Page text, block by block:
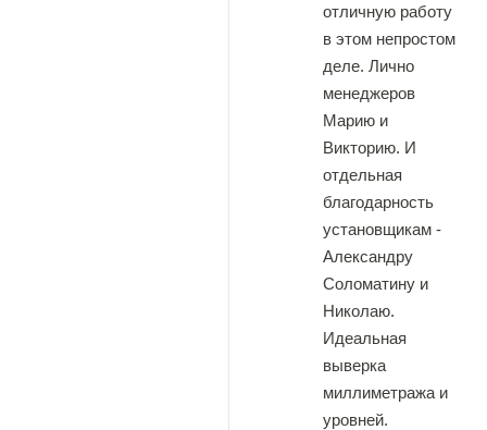
отличную работу
в этом непростом
деле. Лично
менеджеров
Марию и
Викторию. И
отдельная
благодарность
установщикам -
Александру
Соломатину и
Николаю.
Идеальная
выверка
миллиметража и
уровней.